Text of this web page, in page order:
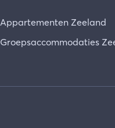
Appartementen Zeeland
Groepsaccommodaties